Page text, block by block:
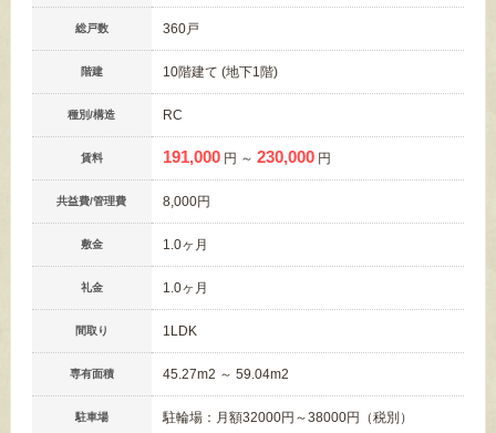
総戸数 360戸
階建 10階建て (地下1階)
種別/構造 RC
賃料 191,000 円 ～ 230,000 円
共益費/管理費 8,000円
敷金 1.0ヶ月
礼金 1.0ヶ月
間取り 1LDK
専有面積 45.27m2 ～ 59.04m2
駐車場 駐輪場：月額32000円～38000円（税別）